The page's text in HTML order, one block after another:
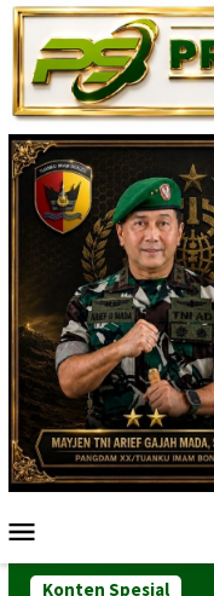
Loncat
ke
konten
Mobile
Konten Spesial